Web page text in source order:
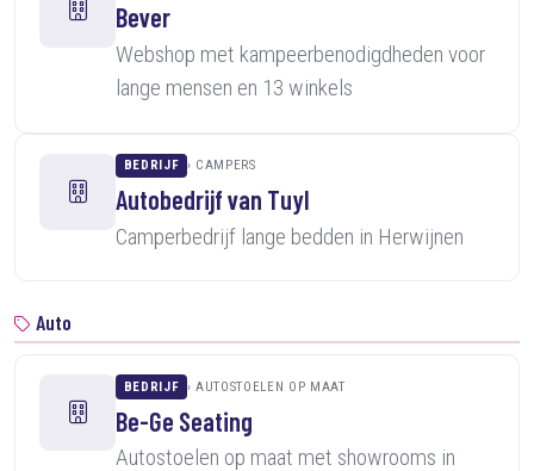
Bever
Webshop met kampeerbenodigdheden voor
lange mensen en 13 winkels
BEDRIJF CAMPERS
Autobedrijf van Tuyl
Camperbedrijf lange bedden in Herwijnen
Auto
BEDRIJF AUTOSTOELEN OP MAAT
Be-Ge Seating
Autostoelen op maat met showrooms in